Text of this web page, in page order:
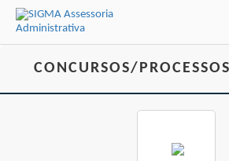
Acessar Área do Candidato:
CONCURSOS/